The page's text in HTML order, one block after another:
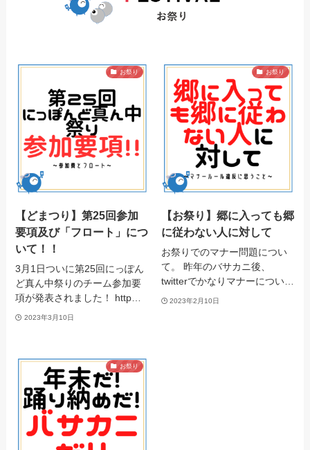
お祭り
【どまつり】第25回参加
要項及び「フロート」につ
いて！！
3月1日ついに第25回にっぽん
ど真ん中祭りのチーム参加要
項が発表されました！ http…
2023年3月10日
お祭り
【お祭り】郷に入っても郷
に従わない人に対して
お祭りでのマナー問題につい
て。 昨年のバサカニ後、
twitterでかなりマナーについ…
2023年2月10日
お祭り